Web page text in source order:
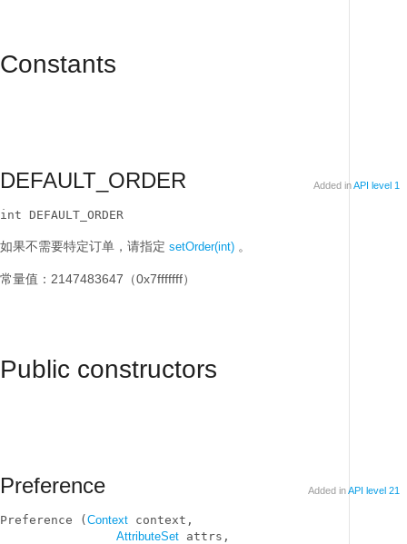
Constants
DEFAULT_ORDER Added inAPI level 1
int DEFAULT_ORDER
如果不需要特定订单，请指定 setOrder(int) 。
常量值：2147483647（0x7fffffff）
Public constructors
Preference Added inAPI level 21
Preference ( Context context,
AttributeSet attrs,